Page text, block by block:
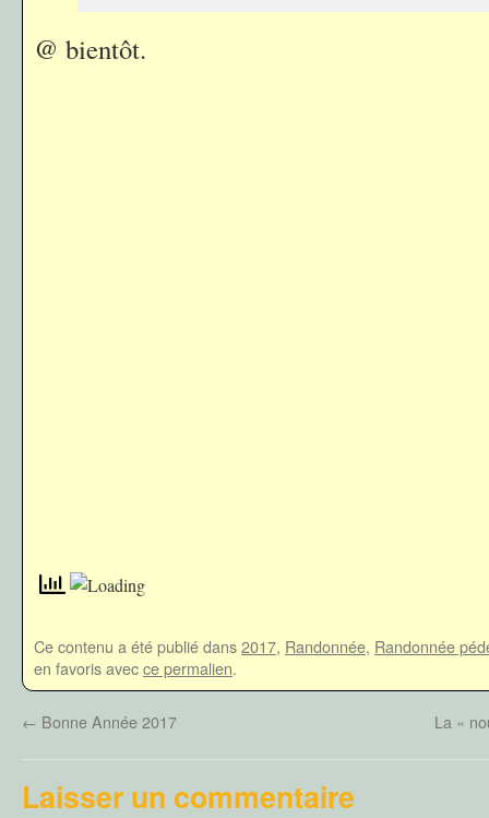
@ bientôt.
Ce contenu a été publié dans2017, Randonnée, Randonnée
en favoris avecce permalien.
← Bonne Année 2017 La «
Laisser un commentaire